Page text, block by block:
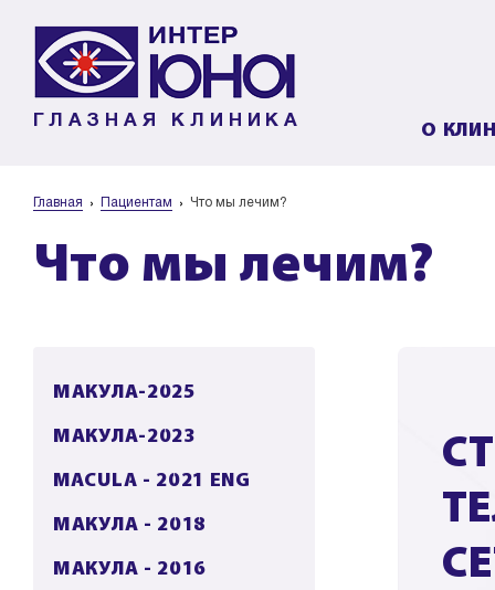
ГЛАЗНАЯ КЛИНИКА О
Главная Пациентам Что мы лечим?
Что мы лечим?
МАКУЛА-2025
МАКУЛА-2023
MACULA - 2021 ENG
МАКУЛА - 2018
МАКУЛА - 2016